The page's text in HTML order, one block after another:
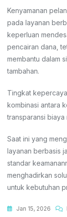
Kenyamanan
pada layanan
keperluan
pencairan dana,
membantu dalam
tambahan.
Tingkat
kombinasi antara
transparansi
Saat ini yang
layanan berbasis
standar
menghadirkan
untuk kebutuhan
Jan 15, 2026